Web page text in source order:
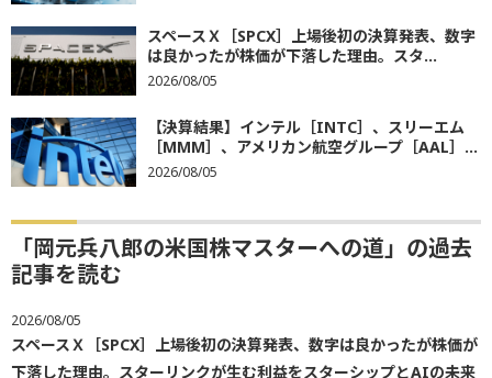
スペースＸ［SPCX］上場後初の決算発表、数字
は良かったが株価が下落した理由。スタ...
2026/08/05
【決算結果】インテル［INTC］、スリーエム
［MMM］、アメリカン航空グループ［AAL］...
2026/08/05
「岡元兵八郎の米国株マスターへの道」の過去
記事を読む
2026/08/05
スペースＸ［SPCX］上場後初の決算発表、数字は良かったが株価が
下落した理由。スターリンクが生む利益をスターシップとAIの未来